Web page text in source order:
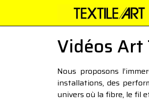
Vidéos Art
Nous proposons
installations, des
univers où la fibre, le fil